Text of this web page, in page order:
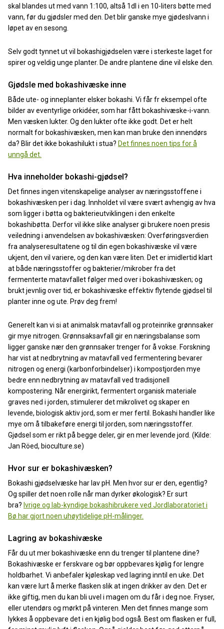
skal blandes ut med vann 1:100, altså 1dl i en 10-liters bøtte med
vann, før du gjødsler med den. Det blir ganske mye gjødeslvann i
løpet av en sesong.
Selv godt tynnet ut vil bokashigjødselen være i sterkeste laget for
spirer og veldig unge planter. De andre plantene dine vil elske den.
Gjødsle med bokashivæske inne
Både ute- og inneplanter elsker bokashi. Vi får fr eksempel ofte
bilder av eventyrlige orkidéer, som har fått bokashivæske-i-vann.
Men væsken lukter. Og den lukter ofte ikke godt. Det er helt
normalt for bokashivæsken, men kan man bruke den innendørs
da? Blir det ikke bokashilukt i stua? Det finnes noen tips for å
unngå det.
Hva inneholder bokashi-gjødsel?
Det finnes ingen vitenskapelige analyser av næringsstoffene i
bokashivæsken per i dag. Innholdet vil være svært avhengig av hva
som ligger i bøtta og bakterieutviklingen i den enkelte
bokashibøtta. Derfor vil ikke slike analyser gi brukere noen presis
veiledning i anvendelsen av bokashivæsken: Overføringsverdien
fra analyseresultatene og til din egen bokashivæske vil være
ukjent, den vil variere, og den kan være liten. Det er imidlertid klart
at både næringsstoffer og bakterier/mikrober fra det
fermenterte matavfallet følger med over i bokashivæsken; og
brukt jevnlig over tid, er bokashivæske effektiv flytende gjødsel til
planter inne og ute. Prøv deg frem!
Generelt kan vi si at animalsk matavfall og proteinrike grønnsaker
gir mye nitrogen. Grønnsaksavfall gir en næringsbalanse som
ligger ganske nær den grønnsaker trenger for å vokse. Forskning
har vist at nedbrytning av matavfall ved fermentering bevarer
nitrogen og energi (karbonforbindelser) i kompostjorden mye
bedre enn nedbrytning av matavfall ved tradisjonell
kompostering. Når energirikt, fermentert organisk materiale
graves ned i jorden, stimulerer det mikrolivet og skaper en
levende, biologisk aktiv jord, som er mer fertil. Bokashi handler like
mye om å tilbakeføre energi til jorden, som næringsstoffer.
Gjødsel som er rikt på begge deler, gir en mer levende jord. (Kilde:
Jan Röed, bioculture.se)
Hvor sur er bokashivæsken?
Bokashi gjødselvæske har lav pH. Men hvor sur er den, egentlig?
Og spiller det noen rolle når man dyrker økologisk? Er surt
bra? Ivrige og lab-kyndige bokashibrukere ved Jordlaboratoriet i
Bø har gjort noen uhøytidelige pH-målinger.
Lagring av bokashivæske
Får du ut mer bokashivæske enn du trenger til plantene dine?
Bokashivæske er ferskvare og bør oppbevares kjølig for lengre
holdbarhet. Vi anbefaler kjøleskap ved lagring inntil en uke. Det
kan være lurt å merke flasken slik at ingen drikker av den. Det er
ikke giftig, men du kan bli uvel i magen om du får i deg noe. Fryser,
eller utendørs og mørkt på vinteren. Men det finnes mange som
lykkes å oppbevare det i en kjølig bod også. Best om flasken er full,